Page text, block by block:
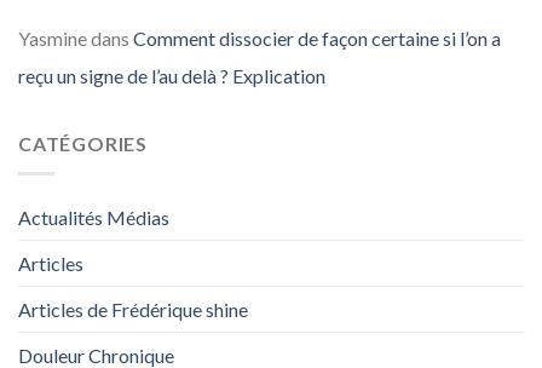
Yasminedans Comment dissocier de façon certaine si l’on a
reçu un signe de l’au delà ? Explication
CATÉGORIES
Actualités Médias
Articles
Articles de Frédérique shine
Douleur Chronique